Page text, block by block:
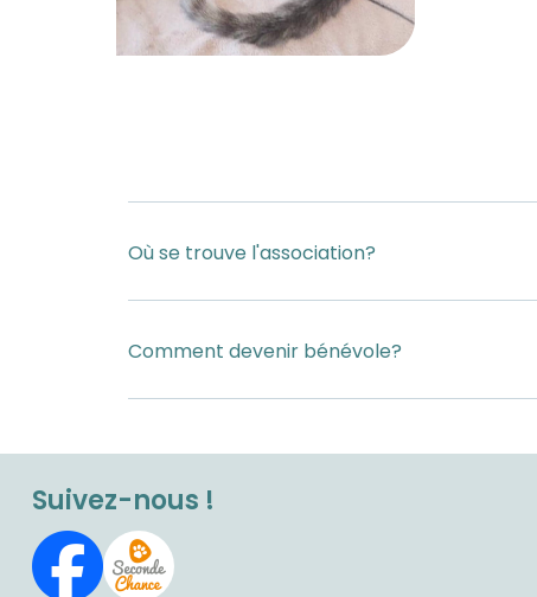
Où se trouve l'association?
Comment devenir bénévole?
Suivez-nous !